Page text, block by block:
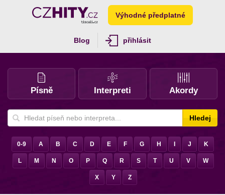
Výhodné předplatné
Blog přihlásit
Písně Interpreti Akordy
Hledej
0-9 A B C D E F G H J K
L M N O P Q R S T U V W
X Y Z